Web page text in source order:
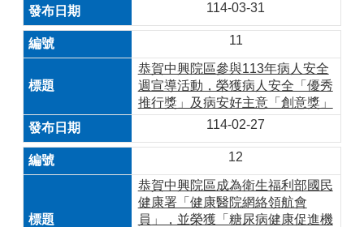
114-03-31
11
恭賀中興院區參與113年病人安全
週宣導活動，榮獲病人安全「優秀
推行獎」及病安好主意「創意獎」
114-02-27
12
恭賀中興院區成為衛生福利部國民
健康署「健康醫院網絡領航會
員」，並榮獲「糖尿病健康促進機